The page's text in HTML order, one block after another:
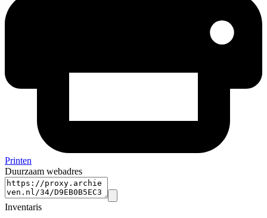
Printen
Duurzaam webadres
Inventaris